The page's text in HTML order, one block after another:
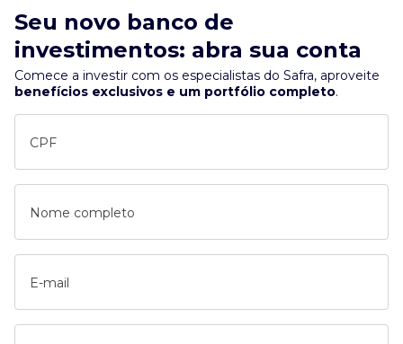
Seu novo banco de
investimentos: abra sua conta
Comece a investir com os especialistas do Safra, aproveite
benefícios exclusivos e um portfólio completo.
CPF
Nome completo
E-mail